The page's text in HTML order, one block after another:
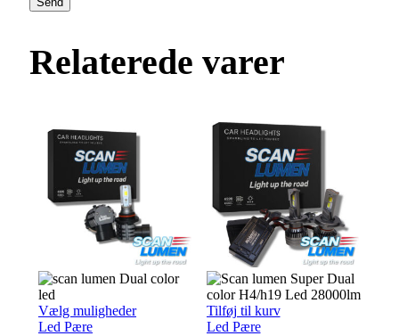
Relaterede varer
Vælg mulighederDette
Led Pære
Tilføj til kurv
Led Pære